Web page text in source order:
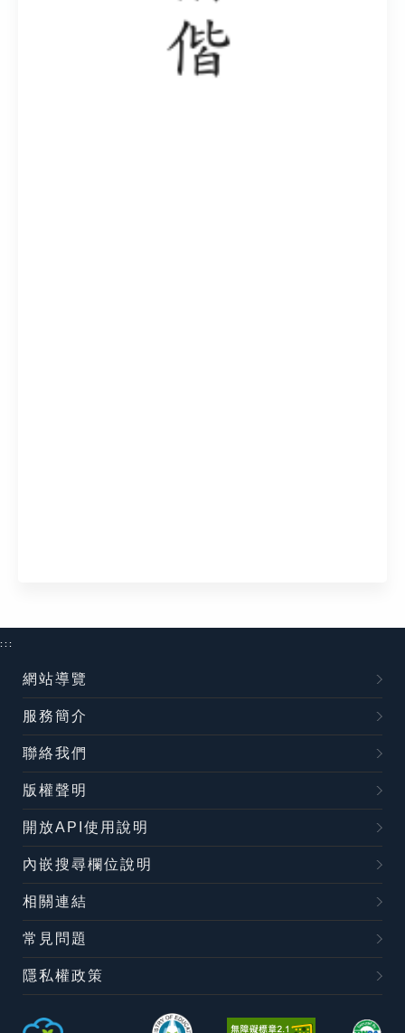
:::
網站導覽
服務簡介
聯絡我們
版權聲明
開放API使用說明
內嵌搜尋欄位說明
相關連結
常見問題
隱私權政策